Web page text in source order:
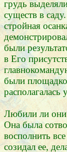
грудь
существ в
стройная
были
в Его
были
Любили ли они
Она была
восполнить
созидал ее,